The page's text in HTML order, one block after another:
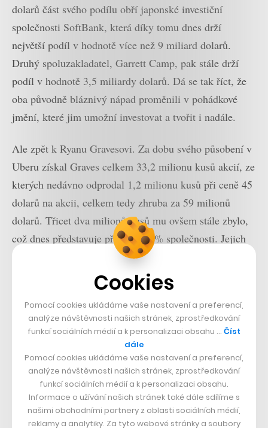
dolarů část svého podílu obří japonské investiční
společnosti SoftBank, která díky tomu dnes drží
největší podíl v hodnotě více než 9 miliard dolarů.
Druhý spoluzakladatel, Garrett Camp, pak stále drží
podíl v hodnotě 3,5 miliardy dolarů. Dá se tak říct, že
oba původně bláznivý nápad proměnili v pohádkové
jmění, které jim umožní investovat a tvořit i nadále.
Ale zpět k Ryanu Gravesovi. Za dobu svého působení v
Uberu získal Graves celkem 33,2 milionu kusů akcií, ze
kterých nedávno odprodal 1,2 milionu kusů při ceně 45
dolarů na akcii, celkem tedy zhruba za 59 milionů
dolarů. Třicet dva milionů kusů mu ovšem stále zbylo,
což dnes představuje přibližně 2 % společnosti. Jejich
aktuální hodnota se pohybuje blízko k 1,4 miliardy
dolarů, takže si díky IPO i Ryan Graves pojistil svou
pozici mezi světovými miliardáři.
Pro dobro věci
S penězi, které případným odprodejem částí podílu
získá, se ovšem Graves nechystá zakládat další
společnost. Naopak, chce něco vracet společnosti a
podstatnou část prostředků má v úmyslu vložit do
neziskových organizací. Graves je jedním ze
Cookies
Pomocí cookies ukládáme vaše nastavení a preferencí,
analýze návštěvnosti našich stránek, zprostředkování
funkcí sociálních médií a k personalizaci obsahu … Číst
dále
Pomocí cookies ukládáme vaše nastavení a preferencí,
analýze návštěvnosti našich stránek, zprostředkování
funkcí sociálních médií a k personalizaci obsahu.
Informace o užívání našich stránek také dále sdílíme s
našimi obchodními partnery z oblasti sociálních médií,
reklamy a analytiky. Za tyto webové stránky a soubory